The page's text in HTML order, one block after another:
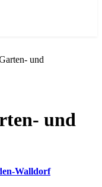
und
und
Walldorf